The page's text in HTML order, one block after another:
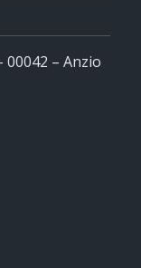
00042 – Anzio